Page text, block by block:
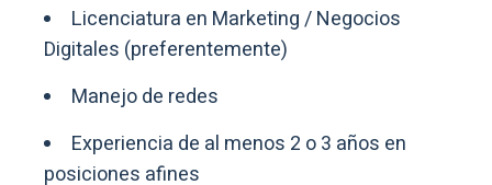
Licenciatura en Marketing / Negocios
Digitales (preferentemente)
Manejo de redes
Experiencia de al menos 2 o 3 años en
posiciones afines